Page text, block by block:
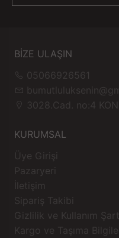
BİZE ULAŞIN
05066926561
3028.Cad. no:4
KURUMSAL
Üye Girişi
Pazaryeri
İletişim
Sipariş Takibi
Gizlilik ve Kullanım
Kargo ve Taşıma Bilgileri